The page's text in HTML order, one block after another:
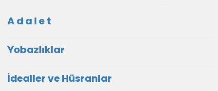
A d a l e t
Yobazlıklar
İdealler ve Hüsranlar